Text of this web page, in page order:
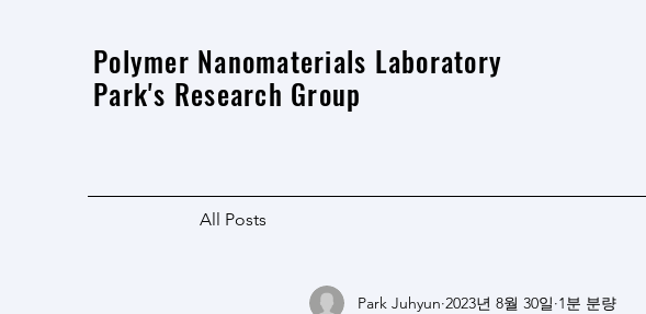
Polymer Nanomaterials Laboratory
Park's Research Group
All Posts
Park Juhyun 2023년 8월 30일 1분 분량